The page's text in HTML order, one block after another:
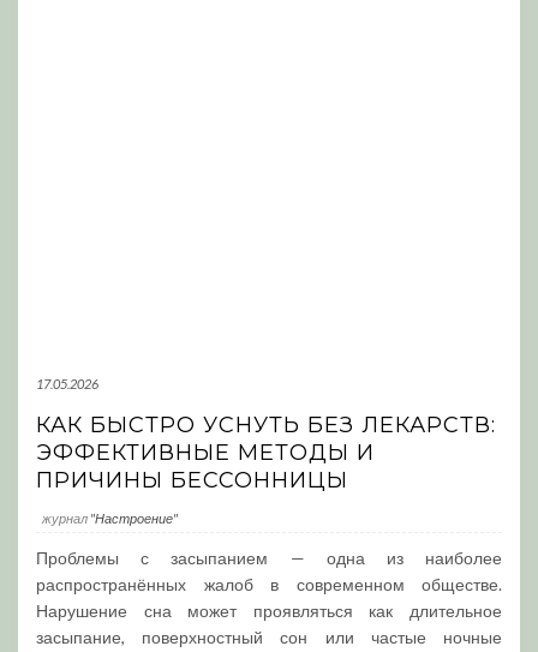
17.05.2026
КАК БЫСТРО УСНУТЬ БЕЗ ЛЕКАРСТВ:
ЭФФЕКТИВНЫЕ МЕТОДЫ И
ПРИЧИНЫ БЕССОННИЦЫ
журнал "Настроение"
Проблемы с засыпанием — одна из наиболее
распространённых жалоб в современном обществе.
Нарушение сна может проявляться как длительное
засыпание, поверхностный сон или частые ночные